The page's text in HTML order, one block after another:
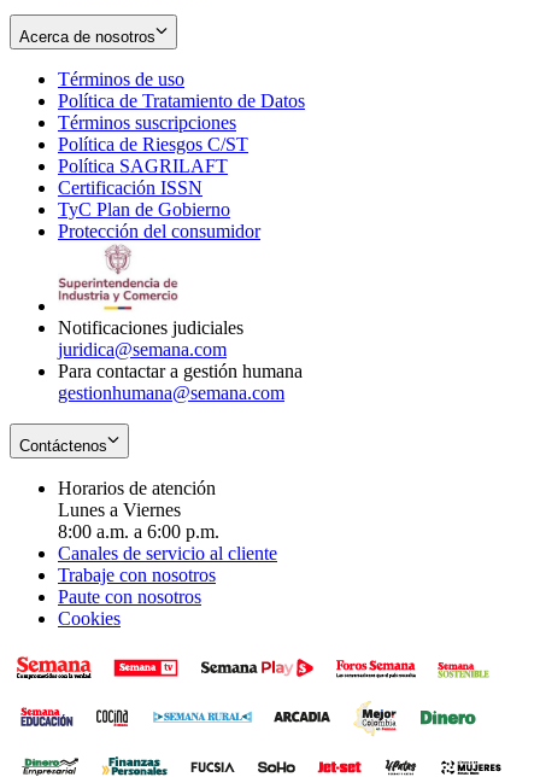
Acerca de nosotros
Términos de uso
in
new
window
Política de Tratamiento de Datos
Términos suscripciones
in
Política de Riesgos C/ST
Política SAGRILAFT
new
window
Certificación ISSN
in
new
TyC Plan de Gobierno
in
Protección del consumidorOpens
Notificaciones judiciales
juridica@semana.com
Para contactar a gestión humana
gestionhumana@semana.com
Contáctenos
Horarios de atención
Lunes a Viernes
8:00 a.m. a 6:00 p.m.
Canales de servicio al cliente
Trabaje con nosotros
Paute con nosotros
Cookies